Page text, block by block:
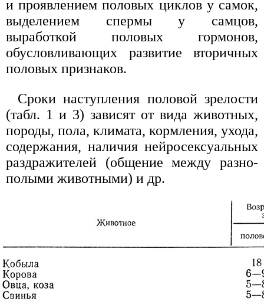
и проявлением половых циклов у самок,
выделением спермы у самцов,
выработкой половых гормонов,
обусловливающих развитие вторичных
половых признаков.
Сроки наступления половой зрелости
(табл. 1 и 3) зависят от вида животных,
породы, пола, климата, кормления, ухода,
содержания, наличия нейросексуальных
раздражителей (общение между разно-
полыми животными) и др.